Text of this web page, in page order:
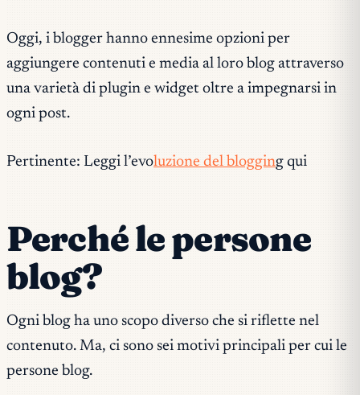
Oggi, i blogger hanno ennesime opzioni per
aggiungere contenuti e media al loro blog attraverso
una varietà di plugin e widget oltre a impegnarsi in
ogni post.
Pertinente: Leggi l’evoluzione del blogging qui
Perché le persone
blog?
Ogni blog ha uno scopo diverso che si riflette nel
contenuto. Ma, ci sono sei motivi principali per cui le
persone blog.